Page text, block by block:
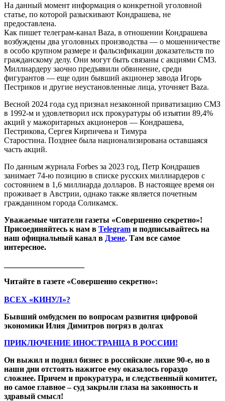
На данный момент информация о конкретной уголовной
статье, по которой разыскивают Кондрашева, не
предоставлена.
Как пишет телеграм-канал Baza, в отношении Кондрашева
возбуждены два уголовных производства — о мошенничестве
в особо крупном размере и фальсификации доказательств по
гражданскому делу. Они могут быть связаны с акциями СМЗ.
Миллиардеру заочно предъявили обвинение, среди
фигурантов — еще один бывший акционер завода Игорь
Пестриков и другие неустановленные лица, уточняет Baza.
Весной 2024 года суд признал незаконной приватизацию СМЗ
в 1992-м и удовлетворил иск прокуратуры об изъятии 89,4%
акций у мажоритарных акционеров — Кондрашева,
Пестрикова, Сергея Кирпичева и Тимура
Старостина. Позднее была национализирована оставшаяся
часть акций.
По данным журнала Forbes за 2023 год, Петр Кондрашев
занимает 74-ю позицию в списке русских миллиардеров с
состоянием в 1,6 миллиарда долларов. В настоящее время он
проживает в Австрии, однако также является почетным
гражданином города Соликамск.
Уважаемые читатели газеты «Совершенно секретно»!
Присоединяйтесь к нам в Telegram и подписывайтесь на
наш официальный канал в Дзене. Там все самое
интересное.
Читайте в газете «Совершенно секретно»:
ВСЕХ «КИНУЛ»?
Бывший омбудсмен по вопросам развития цифровой
экономики Илия Димитров погряз в долгах
ПРИКЛЮЧЕНИЕ ИНОСТРАНЦА В РОССИИ!
Он выжил и поднял бизнес в российские лихие 90-е, но в
наши дни отстоять нажитое ему оказалось гораздо
сложнее. Причем и прокуратура, и следственный комитет,
но самое главное – суд закрыли глаза на законность и
здравый смысл!